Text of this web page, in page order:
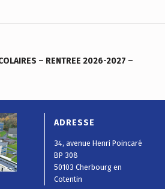
– RENTREE 2026-2027 –
ADRESSE
34, avenue Henri Poincaré
BP 308
50103 Cherbourg en
Cotentin